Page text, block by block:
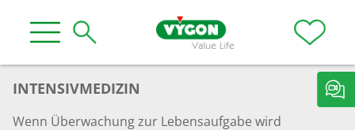
INTENSIVMEDIZIN
Wenn Überwachung zur Lebensaufgabe wird